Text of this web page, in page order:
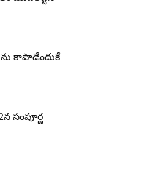
ను కాపాడేందుకే
సంపూర్ణ